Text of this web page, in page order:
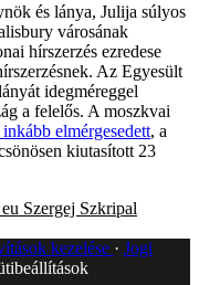
és lánya, Julija súlyos
városának
hírszerzés ezredese
Az Egyesült
idegméreggel
a felelős. A moszkvai
elmérgesedett, a
kiutasított 23
eu Szergej Szkripal
kezelése
Jogi